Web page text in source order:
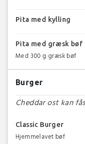
Pita med kylling
Pita med græsk bøf
Med 300 g græsk bøf
Burger
Cheddar ost kan
Classic Burger
Hjemmelavet bøf